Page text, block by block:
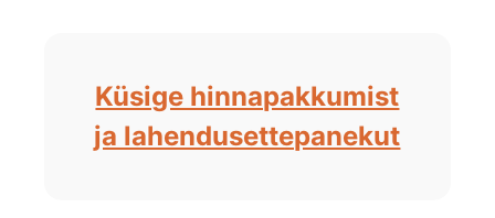
Küsige hinnapakkumist
ja lahendusettepanekut